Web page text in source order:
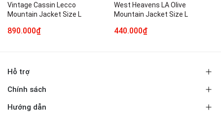
Vintage Cassin Lecco
Mountain Jacket Size L
890.000₫
West Heavens LA Olive
Mountain Jacket Size L
440.000₫
Hỗ trợ
Chính sách
Hướng dẫn